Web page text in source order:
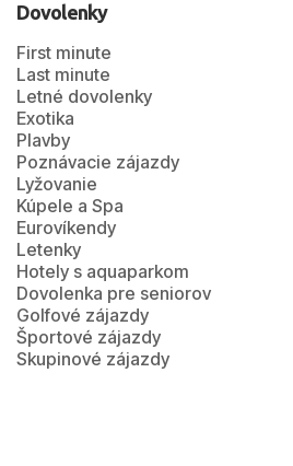
Dovolenky
First minute
Last minute
Letné dovolenky
Exotika
Plavby
Poznávacie zájazdy
Lyžovanie
Kúpele a Spa
Eurovíkendy
Letenky
Hotely s aquaparkom
Dovolenka pre seniorov
Golfové zájazdy
Športové zájazdy
Skupinové zájazdy